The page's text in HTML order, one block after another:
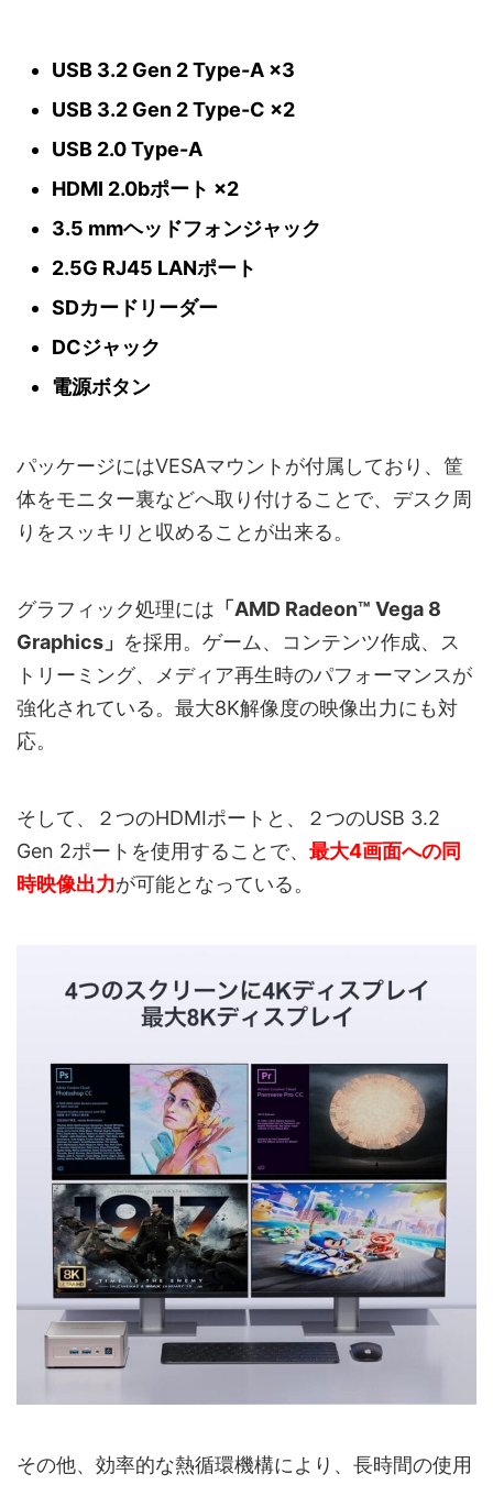
USB 3.2 Gen 2 Type-A ×3
USB 3.2 Gen 2 Type-C ×2
USB 2.0 Type-A
HDMI 2.0bポート ×2
3.5 mmヘッドフォンジャック
2.5G RJ45 LANポート
SDカードリーダー
DCジャック
電源ボタン
パッケージにはVESAマウントが付属しており、筐
体をモニター裏などへ取り付けることで、デスク周
りをスッキリと収めることが出来る。
グラフィック処理には 「‎AMD Radeon™ Vega 8
Graphics」 を採用。ゲーム、コンテンツ作成、ス
トリーミング、メディア再生時のパフォーマンスが
強化されている。最大8K解像度の映像出力にも対
応。
そして、２つのHDMIポートと、２つのUSB 3.2
Gen 2ポートを使用することで、 最大4画面への同
時映像出力が可能となっている。
その他、効率的な熱循環機構により、長時間の使用